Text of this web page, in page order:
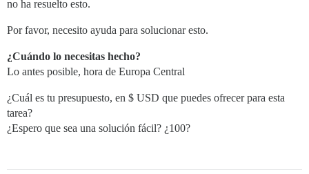
no ha resuelto esto.
Por favor, necesito ayuda para solucionar esto.
¿Cuándo lo necesitas hecho?
Lo antes posible, hora de Europa Central
¿Cuál es tu presupuesto, en $ USD que puedes ofrecer para esta
tarea?
¿Espero que sea una solución fácil? ¿100?